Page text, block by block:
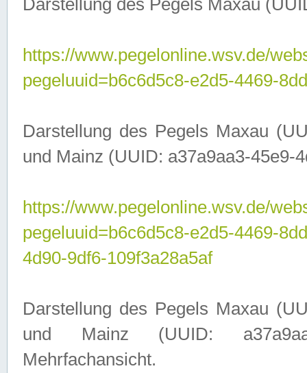
Darstellung des Pegels Maxau
https://www.pegelonline.wsv.de/
pegeluuid=b6c6d5c8-e2d5-4469-
Darstellung des Pegels Maxau
und Mainz (UUID: a37a9aa3-45e9-
https://www.pegelonline.wsv.de/
pegeluuid=b6c6d5c8-e2d5-4469-
4d90-9df6-109f3a28a5af
Darstellung des Pegels Maxau
und Mainz (UUID:
Mehrfachansicht.